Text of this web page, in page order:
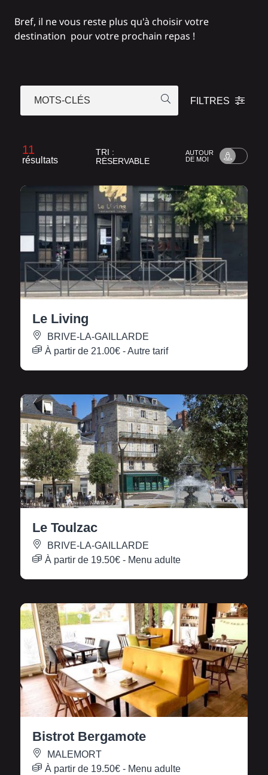
Bref, il ne vous reste plus qu'à choisir votre
destination pour votre prochain repas !
MOTS-CLÉS FILTRES
11
résultats
TRI :
RÉSERVABLE
AUTOUR
DE MOI
Le Living
BRIVE-LA-GAILLARDE
À partir de 21.00€ - Autre tarif
Le Toulzac
BRIVE-LA-GAILLARDE
À partir de 19.50€ - Menu adulte
Bistrot Bergamote
MALEMORT
À partir de 19.50€ - Menu adulte